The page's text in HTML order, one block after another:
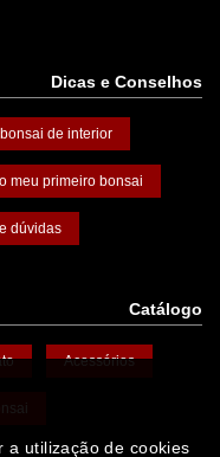
Dicas e Conselhos
de interior
o meu primeiro bonsai
dúvidas
Catálogo
Acessórios
utilização de cookies